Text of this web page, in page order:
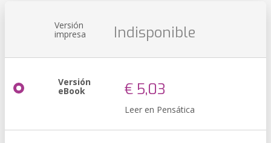
Versión
impresa Indisponible
Versión
eBook € 5,03
Leer en Pensática